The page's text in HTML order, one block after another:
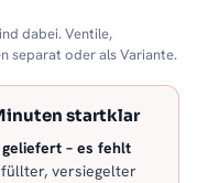
dabei. Ventile,
separat oder als Variante.
startklar
– es fehlt
versiegelter